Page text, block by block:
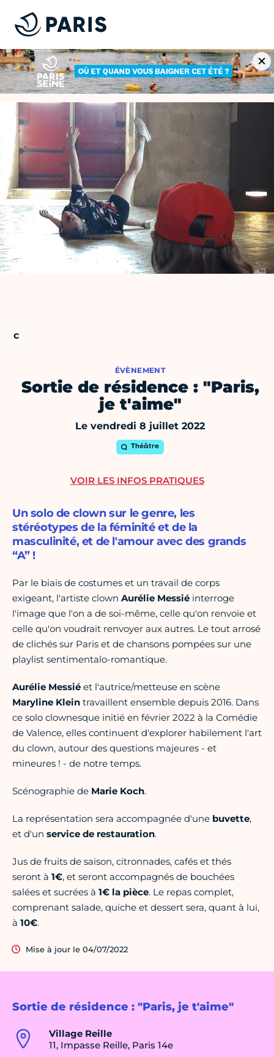
ÉVÈNEMENT
Sortie de résidence : "Paris,
je t'aime"
Le vendredi 8 juillet 2022
Théâtre
Sortie de résidence : "Paris, je t'aime"
Village Reille
11, Impasse Reille, Paris 14e
Un solo de clown sur le genre, les
stéréotypes de la féminité et de la
masculinité, et de l'amour avec des grands
“A” !
Par le biais de costumes et un travail de corps
exigeant, l'artiste clown Aurélie Messié interroge
l'image que l'on a de soi-même, celle qu'on renvoie et
celle qu'on voudrait renvoyer aux autres. Le tout arrosé
de clichés sur Paris et de chansons pompées sur une
playlist sentimentalo-romantique.
Aurélie Messié et l'autrice/metteuse en scène
Maryline Klein travaillent ensemble depuis 2016. Dans
ce solo clownesque initié en février 2022 à la Comédie
de Valence, elles continuent d'explorer habilement l'art
du clown, autour des questions majeures - et
mineures ! - de notre temps.
Scénographie de Marie Koch.
La représentation sera accompagnée d'une buvette,
et d'un service de restauration.
Jus de fruits de saison, citronnades, cafés et thés
seront à 1€, et seront accompagnés de bouchées
salées et sucrées à 1€ la pièce. Le repas complet,
comprenant salade, quiche et dessert sera, quant à lui,
à 10€.
Mise à jour le 04/07/2022
VOIR LES INFOS PRATIQUES